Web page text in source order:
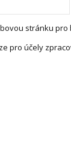
stránku
pro účely